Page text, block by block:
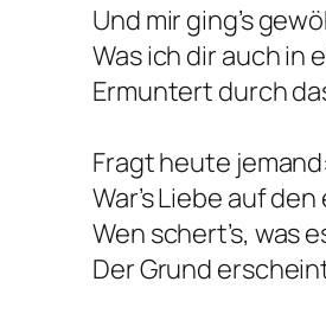
Und mir ging’s
Was ich dir auch in
Ermuntert durch
Fragt heute
War’s Liebe auf
Wen schert’s, was
Der Grund